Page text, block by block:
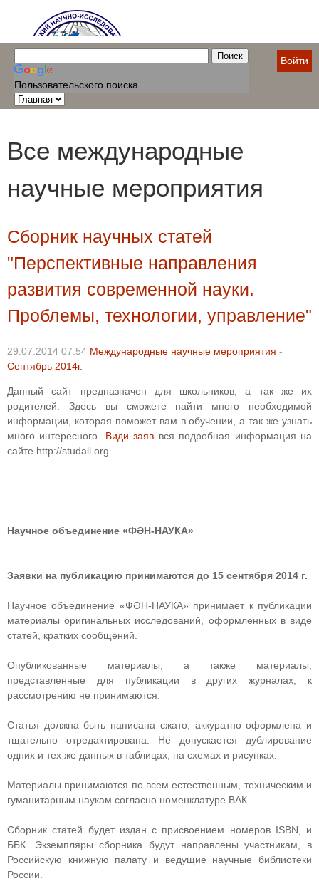
Пользовательского поиска
Войти
Все международные
научные мероприятия
Сборник научных статей
"Перспективные направления
развития современной науки.
Проблемы, технологии, управление"
29.07.2014 07:54 Международные научные мероприятия -
Сентябрь 2014г.
Данный сайт предназначен для школьников, а так же их
родителей. Здесь вы сможете найти много необходимой
информации, которая поможет вам в обучении, а так же узнать
много интересного. Види заяв вся подробная информация на
сайте http://studall.org
Научное объединение «ФӘН-НАУКА»
Заявки на публикацию принимаются до 15 сентября 2014 г.
Научное объединение «ФӘН-НАУКА» принимает к публикации
материалы оригинальных исследований, оформленных в виде
статей, кратких сообщений.
Опубликованные материалы, а также материалы,
представленные для публикации в других журналах, к
рассмотрению не принимаются.
Статья должна быть написана сжато, аккуратно оформлена и
тщательно отредактирована. Не допускается дублирование
одних и тех же данных в таблицах, на схемах и рисунках.
Материалы принимаются по всем естественным, техническим и
гуманитарным наукам согласно номенклатуре ВАК.
Сборник статей будет издан с присвоением номеров ISBN, и
ББК. Экземпляры сборника будут направлены участникам, в
Российскую книжную палату и ведущие научные библиотеки
России.